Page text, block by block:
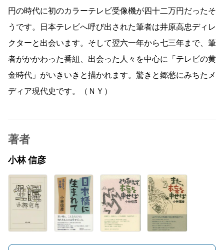
円の時代に初のカラーテレビ受像機が四十二万円だったそ
うです。日本テレビへ呼び出された筆者は井原高忠ディレ
クターと出会います。そして翌六一年から七三年まで、筆
者がかかわった番組、出会った人々を中心に「テレビの黄
金時代」がいきいきと描かれます。驚きと郷愁にみちたメ
ディア現代史です。（ＮＹ）
著者
小林 信彦